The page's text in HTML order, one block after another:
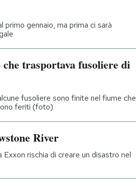
primo gennaio, ma prima ci sarà
trasportava fusoliere di
fusoliere sono finite nel fiume che
feriti (foto)
River
rischia di creare un disastro nel